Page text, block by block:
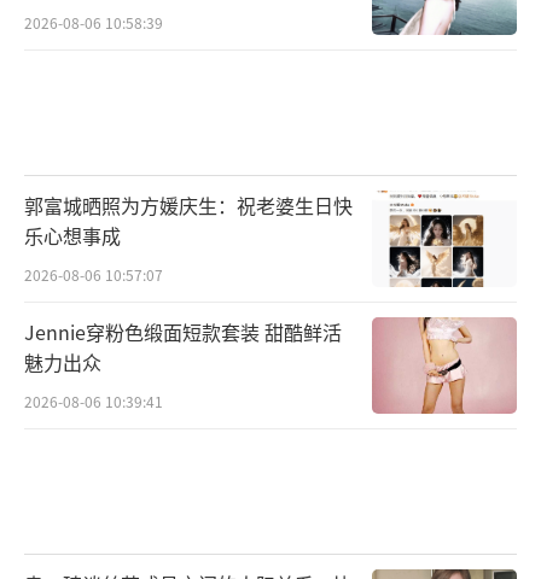
2026-08-06 10:58:39
郭富城晒照为方媛庆生：祝老婆生日快
乐心想事成
2026-08-06 10:57:07
Jennie穿粉色缎面短款套装 甜酷鲜活
魅力出众
2026-08-06 10:39:41